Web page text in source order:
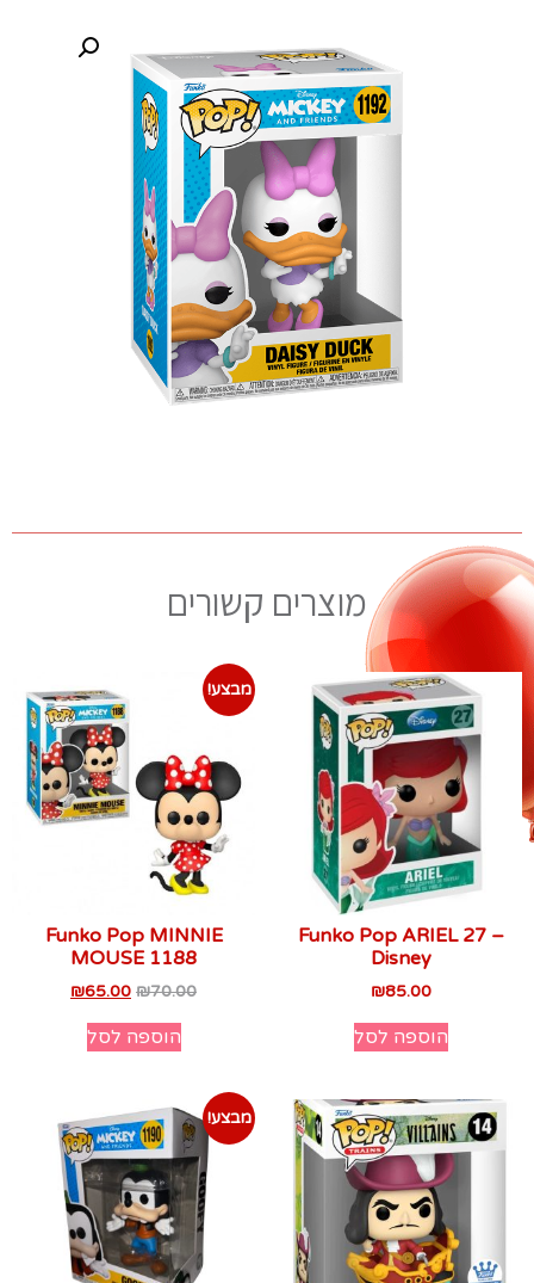
מוצרים קשורים
Funko Pop ARIEL 27 –
Disney
₪85.00
הוספה לסל
מבצע!
Funko Pop MINNIE
MOUSE 1188
₪70.00
₪65.00
הוספה לסל
מבצע!